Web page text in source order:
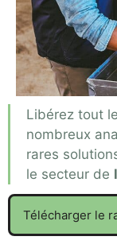
Libérez tout
nombreux
rares
le secteur de
Télécharger le